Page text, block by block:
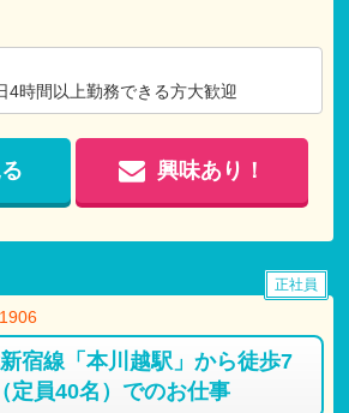
時間以上勤務できる方大歓迎
興味あり！
新宿線「本川越駅」から徒歩7
定員40名）でのお仕事
正社員